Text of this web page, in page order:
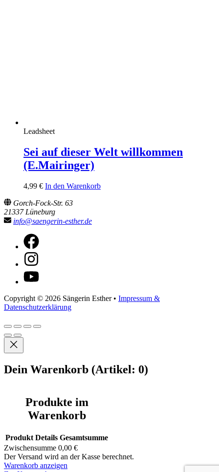
Leadsheet
Sei auf dieser Welt willkommen
(E.Mairinger)
4,99 € In den Warenkorb
Gorch-Fock-Str. 63
21337 Lüneburg
info@saengerin-esther.de
Copyright © 2026 Sängerin Esther • Impressum &
Datenschutzerklärung
Dein Warenkorb (Artikel: 0)
Produkte im
Warenkorb
Produkt Details Gesamtsumme
Zwischensumme 0,00 €
Der Versand wird an der Kasse berechnet.
Warenkorb anzeigen